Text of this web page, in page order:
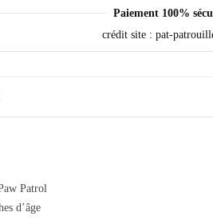
Paiement 100%
Patrol
d’âge